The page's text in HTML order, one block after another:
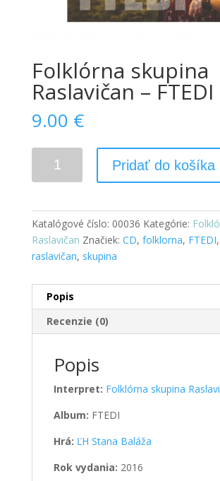
Folklórna skupina
Raslavičan – FTEDI
9.00 €
Pridať do košíka
Katalógové číslo: 00036 Kategórie:
Raslavičan Značiek: CD, folklorna, FTEDI,
raslavičan, skupina
Popis
Recenzie (0)
Popis
Interpret: Folklórna skupina
Album: FTEDI
Hrá: ĽH Stana Baláža
Rok vydania: 2016